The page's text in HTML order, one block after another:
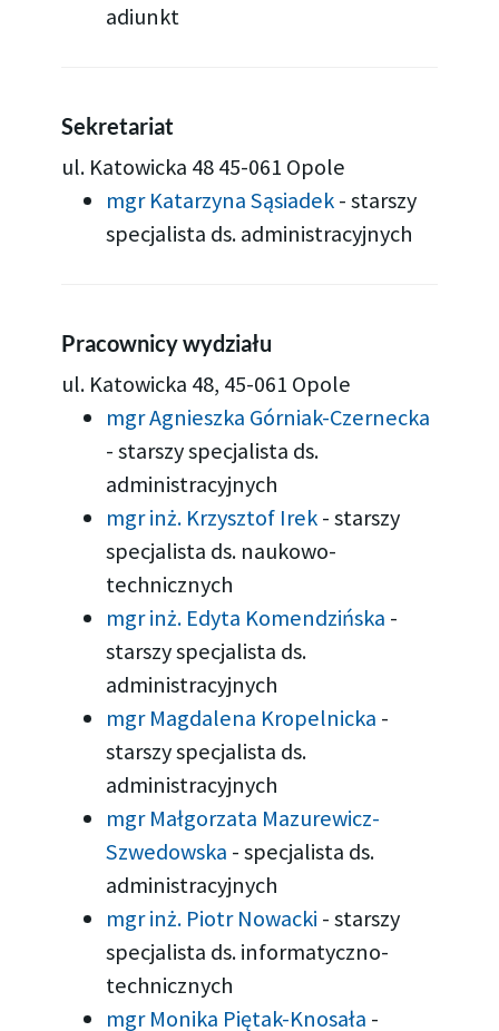
adiunkt
Sekretariat
ul. Katowicka 48 45-061 Opole
mgr Katarzyna Sąsiadek-starszy
specjalista ds. administracyjnych
Pracownicy wydziału
ul. Ka­to­wic­ka 48, 45-061 Opole
mgr Agnieszka Górniak-Czernecka
-starszy specjalista ds.
administracyjnych
mgr inż. Krzysztof Irek-starszy
specjalista ds. naukowo-
technicznych
mgr inż. Edyta Komendzińska -
starszy specjalista ds.
administracyjnych
mgr Magdalena Kropelnicka -
starszy specjalista ds.
administracyjnych
mgr Małgorzata Mazurewicz-
Szwedowska -specjalista ds.
administracyjnych
mgr inż. Piotr Nowacki -starszy
specjalista ds. informatyczno-
technicznych
mgr Monika Piętak-Knosała -